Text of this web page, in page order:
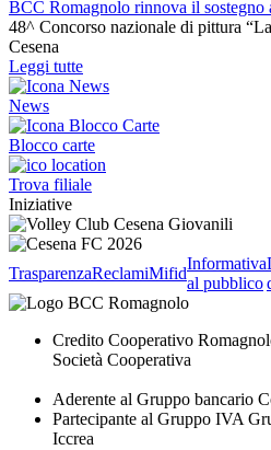
BCC Romagnolo rinnova il sostegno
48^ Concorso nazionale di pittura
Cesena
Leggi tutte
News
Blocco carte
Trova filiale
Iniziative
TrasparenzaReclamiMifid
Informativa
al pubblico
Credito Cooperativo
Società Cooperativa
Aderente al Gruppo bancario
Partecipante al Gruppo IVA
Iccrea